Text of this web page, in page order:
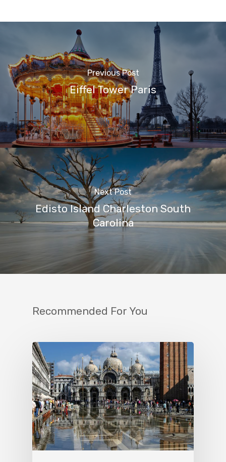
Previous Post
Eiffel Tower Paris
Next Post
Edisto Island Charleston South
Carolina
Recommended For You